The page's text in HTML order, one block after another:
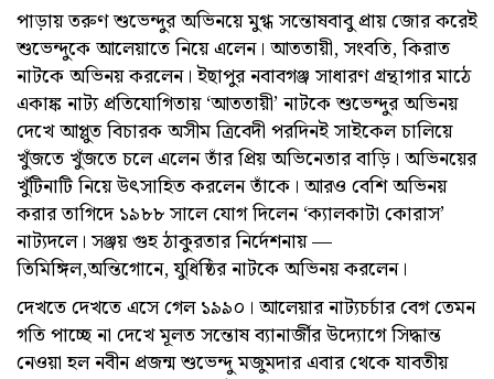
পাড়ায় তরুণ শুভেন্দুর অভিনয়ে মুগ্ধ সন্তোষবাবু প্রায় জোর করেই
শুভেন্দুকে আলেয়াতে নিয়ে এলেন। আততায়ী, সংবতি, কিরাত
নাটকে অভিনয় করলেন। ইছাপুর নবাবগঞ্জ সাধারণ গ্রন্থাগার মাঠে
একাঙ্ক নাট্য প্রতিযোগিতায় ‘আততায়ী’ নাটকে শুভেন্দুর অভিনয়
দেখে আপ্লুত বিচারক অসীম ত্রিবেদী পরদিন‌ই সাইকেল চালিয়ে
খুঁজতে খুঁজতে চলে এলেন তাঁর প্রিয় অভিনেতার বাড়ি। অভিনয়ের
খুঁটিনাটি নিয়ে উৎসাহিত করলেন তাঁকে। আরও বেশি অভিনয়
করার তাগিদে ১৯৮৮ সালে যোগ দিলেন ‘ক্যালকাটা কোরাস’
নাট্যদলে। সঞ্জয় গুহ ঠাকুরতার নির্দেশনায় —
তিমিঙ্গিল,অন্তিগোনে, যুধিষ্ঠির নাটকে অভিনয় করলেন।
দেখতে দেখতে এসে গেল ১৯৯০। আলেয়ার নাট্যচর্চার বেগ তেমন
গতি পাচ্ছে না দেখে মূলত সন্তোষ ব্যানার্জীর উদ্যোগে সিদ্ধান্ত
নেওয়া হল নবীন প্রজন্ম শুভেন্দু মজুমদার এবার থেকে যাবতীয়